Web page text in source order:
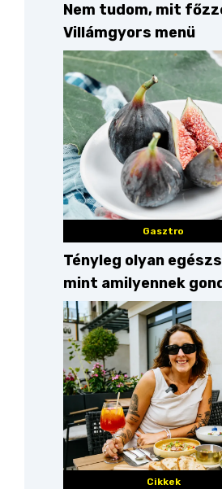
Nem tudom, mit
Villámgyors menü
Gasztro
Tényleg olyan
mint amilyennek
Cikkek